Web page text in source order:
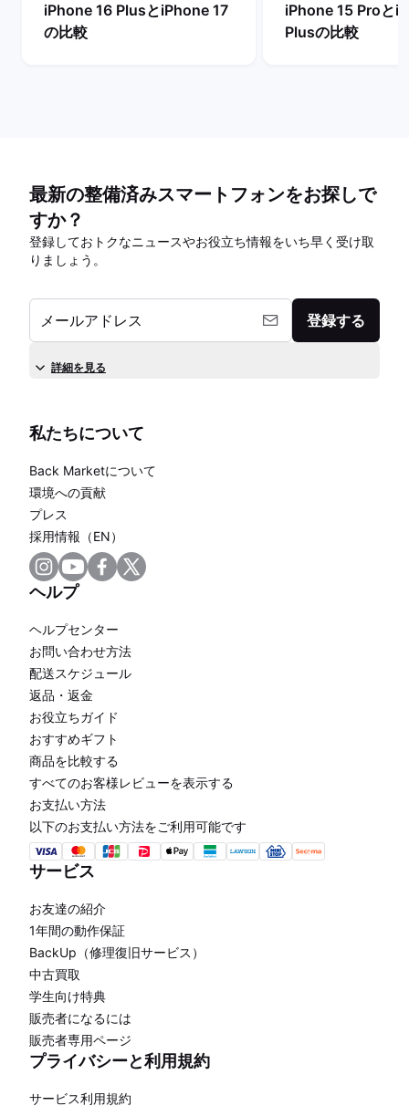
iPhone 16 PlusとiPhone 17
の比較
iPhone 15 Proと
Plusの比較
最新の整備済みスマートフォンをお探しで
すか？
登録しておトクなニュースやお役立ち情報をいち早く受け取
りましょう。
メールアドレス 登録する
詳細を見る
私たちについて
Back Marketについて
環境への貢献
プレス
採用情報（EN）
ヘルプ
ヘルプセンター
お問い合わせ方法
配送スケジュール
返品・返金
お役立ちガイド
おすすめギフト
商品を比較する
すべてのお客様レビューを表示する
お支払い方法
以下のお支払い方法をご利用可能です
サービス
お友達の紹介
1年間の動作保証
BackUp（修理復旧サービス）
中古買取
学生向け特典
販売者になるには
販売者専用ページ
プライバシーと利用規約
サービス利用規約